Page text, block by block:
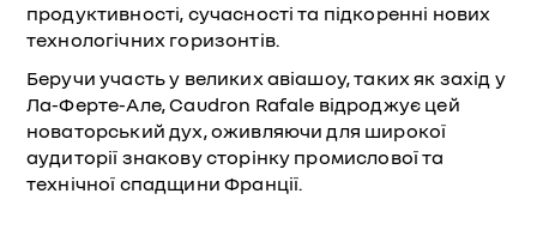
продуктивності, сучасності та підкоренні нових
технологічних горизонтів.
Беручи участь у великих авіашоу, таких як захід у
Ла-Ферте-Але, Caudron Rafale відроджує цей
новаторський дух, оживляючи для широкої
аудиторії знакову сторінку промислової та
технічної спадщини Франції.